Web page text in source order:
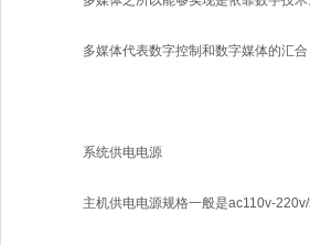
多媒体代表数字控制和数字媒体的汇
系统供电电源
主机供电电源规格一般是ac110v-